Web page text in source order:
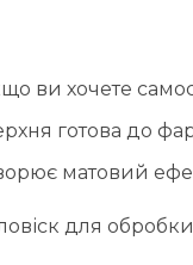
ви хочете
готова до
матовий
для